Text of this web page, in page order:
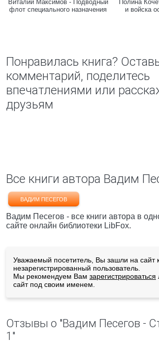
Виталий Максимов - Подводный
флот специального назначения
Полина
и войска
Понравилась книга?
комментарий, поделитесь
впечатлениями или
друзьям
Все книги автора Вадим
ВАДИМ ПЕСЕГОВ
Вадим Песегов - все книги автора в
сайте онлайн библиотеки LibFox.
Уважаемый посетитель, Вы зашли на сайт
незарегистрированный пользователь.
Мы рекомендуем Вам зарегистрироваться
сайт под своим именем.
Отзывы о "Вадим Песегов -
1"